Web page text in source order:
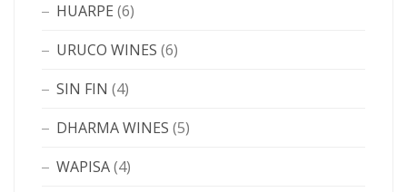
HUARPE (6)
URUCO WINES (6)
SIN FIN (4)
DHARMA WINES (5)
WAPISA(4)